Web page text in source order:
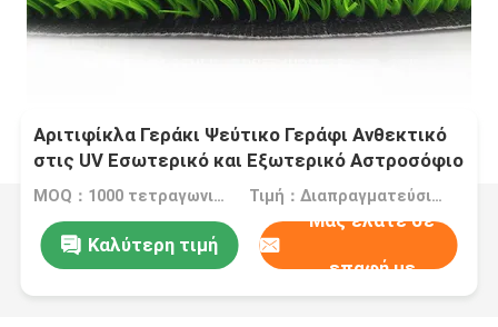
Αριτιφίκλα Γεράκι Ψεύτικο Γεράφι Ανθεκτικό
στις UV Εσωτερικό και Εξωτερικό Αστροσόφιο
Ποδοσφαιρικά γηπέδια
MOQ：1000 τετραγωνικά μέτρα Τιμή：Διαπραγματεύσιμος
Καλύτερη τιμή
Μας ελάτε σε
επαφή με